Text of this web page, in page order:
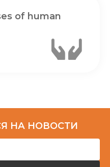
of human
НА НОВОСТИ